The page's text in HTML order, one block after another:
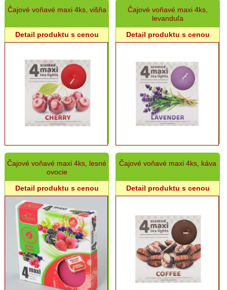
zdobené
sviece
-
Omšové
nezdobené
prijímanie
Veľkonočné
Svadobné
sviece
Jubilejné
sviece
Smútočné
sviece
Náhrobný
sortiment
Čajové voňavé maxi 4ks, višňa
Detail produktu s cenou
Čajové voňavé maxi 4ks,
levanduľa
Detail produktu s cenou
Čajové voňavé maxi 4ks, lesné
ovocie
Detail produktu s cenou
Čajové voňavé maxi 4ks, káva
Detail produktu s cenou